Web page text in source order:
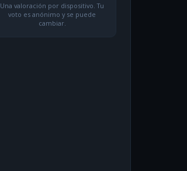
Una valoración por dispositivo. Tu
voto es anónimo y se puede
cambiar.